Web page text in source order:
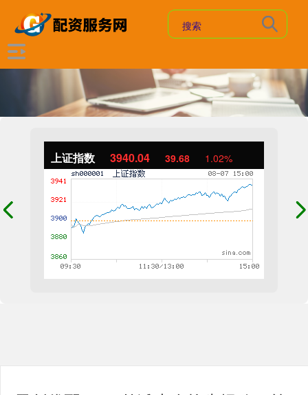
上证指数 3940.04 39.68 1.02%